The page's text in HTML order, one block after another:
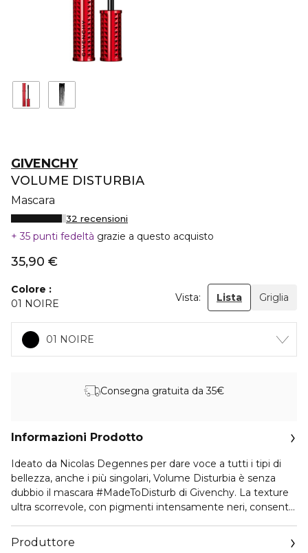
GIVENCHY
VOLUME DISTURBIA
Mascara
32 recensioni
35 punti fedeltà grazie a questo acquisto
35,90 €
Colore
01 NOIRE
Vista: Lista Griglia
01 NOIRE
Consegna gratuita da 35€
Informazioni Prodotto
Ideato da Nicolas Degennes per dare voce a tutti i tipi di
bellezza, anche i più singolari, Volume Disturbia è senza
dubbio il mascara #MadeToDisturb di Givenchy. La texture
ultra scorrevole, con pigmenti intensamente neri, consente
applicazione e per 24 ore. Curvatura e volume incredibili,
modulabili all’infinito, a dismisura! La formula consente di
Produttore